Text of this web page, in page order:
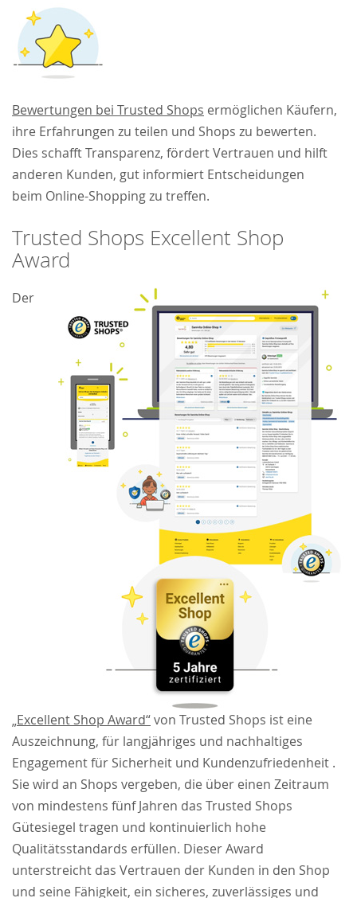
Bewertungen bei Trusted Shops ermöglichen Käufern,
ihre Erfahrungen zu teilen und Shops zu bewerten.
Dies schafft Transparenz, fördert Vertrauen und hilft
anderen Kunden, gut informiert Entscheidungen
beim Online-Shopping zu treffen.
Trusted Shops Excellent Shop
Award
Der
„Excellent Shop Award“von Trusted Shops ist eine
Auszeichnung, für langjähriges und nachhaltiges
Engagement für Sicherheit und Kundenzufriedenheit .
Sie wird an Shops vergeben, die über einen Zeitraum
von mindestens fünf Jahren das Trusted Shops
Gütesiegel tragen und kontinuierlich hohe
Qualitätsstandards erfüllen. Dieser Award
unterstreicht das Vertrauen der Kunden in den Shop
und seine Fähigkeit, ein sicheres, zuverlässiges und